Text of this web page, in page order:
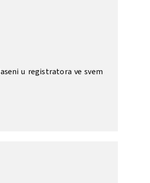
u registratora ve svem